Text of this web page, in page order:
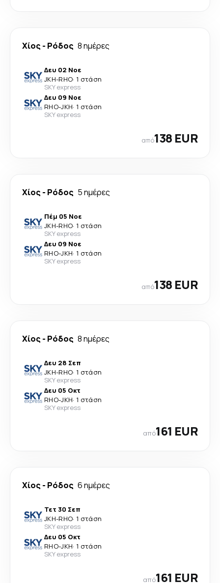
Χίος - Ρόδος 8 ημέρες
Δευ 02 Νοε
JKH-RHO· 1 στάση
SKY express
Δευ 09 Νοε
RHO-JKH· 1 στάση
SKY express
από138 EUR
Χίος - Ρόδος 5 ημέρες
Πέμ 05 Νοε
JKH-RHO· 1 στάση
SKY express
Δευ 09 Νοε
RHO-JKH· 1 στάση
SKY express
από138 EUR
Χίος - Ρόδος 8 ημέρες
Δευ 28 Σεπ
JKH-RHO· 1 στάση
SKY express
Δευ 05 Οκτ
RHO-JKH· 1 στάση
SKY express
από161 EUR
Χίος - Ρόδος 6 ημέρες
Τετ 30 Σεπ
JKH-RHO· 1 στάση
SKY express
Δευ 05 Οκτ
RHO-JKH· 1 στάση
SKY express
από161 EUR